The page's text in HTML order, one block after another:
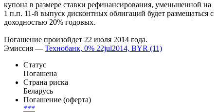
купона в размере ставки рефинансирования, уменьшенной на
1 п.п. 11-й выпуск дисконтных облигаций будет размещаться с
доходностью 20% годовых.
Погашение произойдет 22 июля 2014 года.
Эмиссия — Технобанк, 0% 22jul2014, BYR (11)
Статус
Погашена
Страна риска
Беларусь
Погашение (оферта)
***